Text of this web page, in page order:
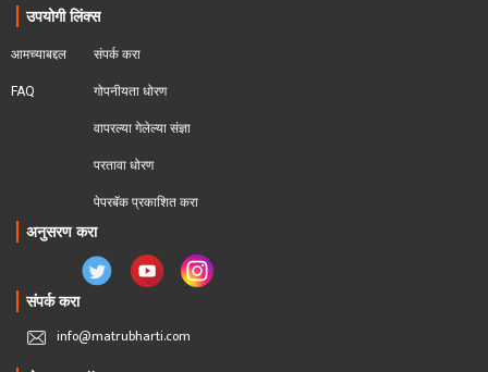
उपयोगी लिंक्स
आमच्याबद्दल
FAQ
संपर्क करा
गोपनीयता धोरण
वापरल्या गेलेल्या संज्ञा
परतावा धोरण
पेपरबॅक प्रकाशित करा
अनुसरण करा
संपर्क करा
info@matrubharti.com